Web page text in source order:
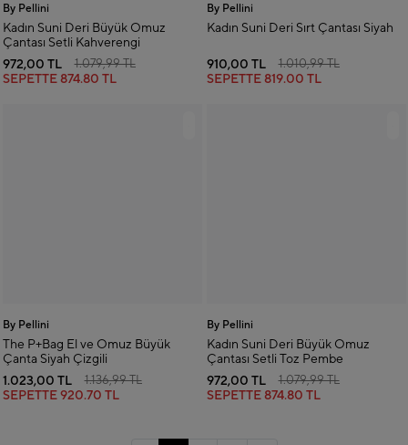
By Pellini
Kadın Suni Deri Büyük Omuz
Çantası Setli Kahverengi
972,00 TL
1.079,99 TL
SEPETTE 874.80 TL
By Pellini
Kadın Suni Deri Sırt Çantası Siyah
910,00 TL 1.010,99 TL
SEPETTE 819.00 TL
By Pellini
The P+Bag El ve Omuz Büyük
Çanta Siyah Çizgili
1.023,00 TL
1.136,99 TL
SEPETTE920.70 TL
By Pellini
Kadın Suni Deri Büyük Omuz
Çantası Setli Toz Pembe
972,00 TL
1.079,99 TL
SEPETTE 874.80 TL